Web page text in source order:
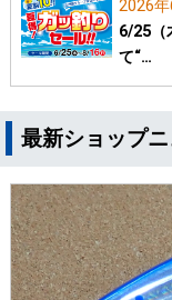
2026年
6/25（
て“…
最新ショップ